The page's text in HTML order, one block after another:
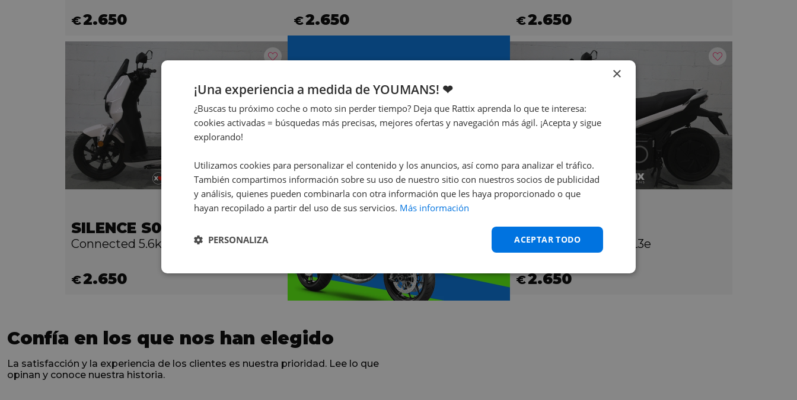
€2.650 €2.650 €2.650
SILENCE S01
Connected 5.6kWh L3e
€2.650
¡Te ayudamos nosotros!
¡Contáctanos ya!
SILENCE S01
Connected 5.6kWh L3e
€2.650
Confía en los que nos han elegido
La satisfacción y la experiencia de los clientes es nuestra prioridad. Lee lo que
opinan y conoce nuestra historia.
×
¡Una experiencia a medida de YOUMANS! ❤
¿Buscas tu próximo coche o moto sin perder tiempo? Deja que Rattix aprenda lo que te interesa:
cookies activadas = búsquedas más precisas, mejores ofertas y navegación más ágil. ¡Acepta y sigue
explorando!
Utilizamos cookies para personalizar el contenido y los anuncios, así como para analizar el tráfico.
También compartimos información sobre su uso de nuestro sitio con nuestros socios de publicidad
y análisis, quienes pueden combinarla con otra información que les haya proporcionado o que
hayan recopilado a partir del uso de sus servicios. Más información
ACEPTAR TODO
PERSONALIZA